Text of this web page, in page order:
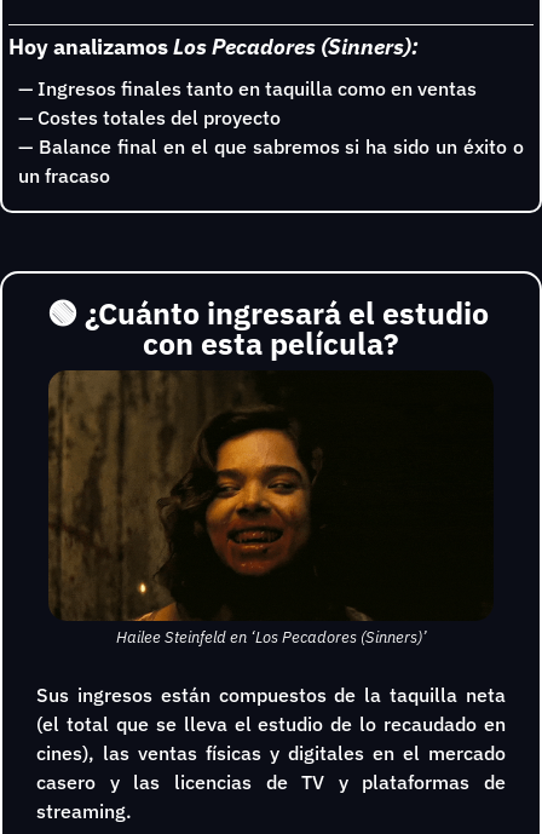
Hoy analizamos Los Pecadores (Sinners):
— Ingresos finales tanto en taquilla como en ventas
— Costes totales del proyecto
— Balance final en el que sabremos si ha sido un éxito o
un fracaso
🟢¿Cuánto ingresará el estudio
con esta película?
Hailee Steinfeld en ‘Los Pecadores (Sinners)’
Sus ingresos están compuestos de la taquilla neta
(el total que se lleva el estudio de lo recaudado en
cines), las ventas físicas y digitales en el mercado
casero y las licencias de TV y plataformas de
streaming.